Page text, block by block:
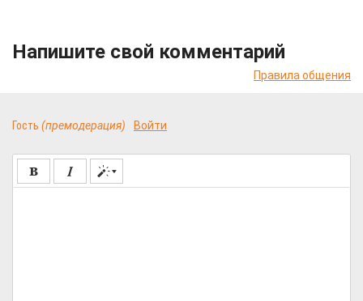
Напишите свой комментарий
Правила общения
Гость (премодерация) Войти